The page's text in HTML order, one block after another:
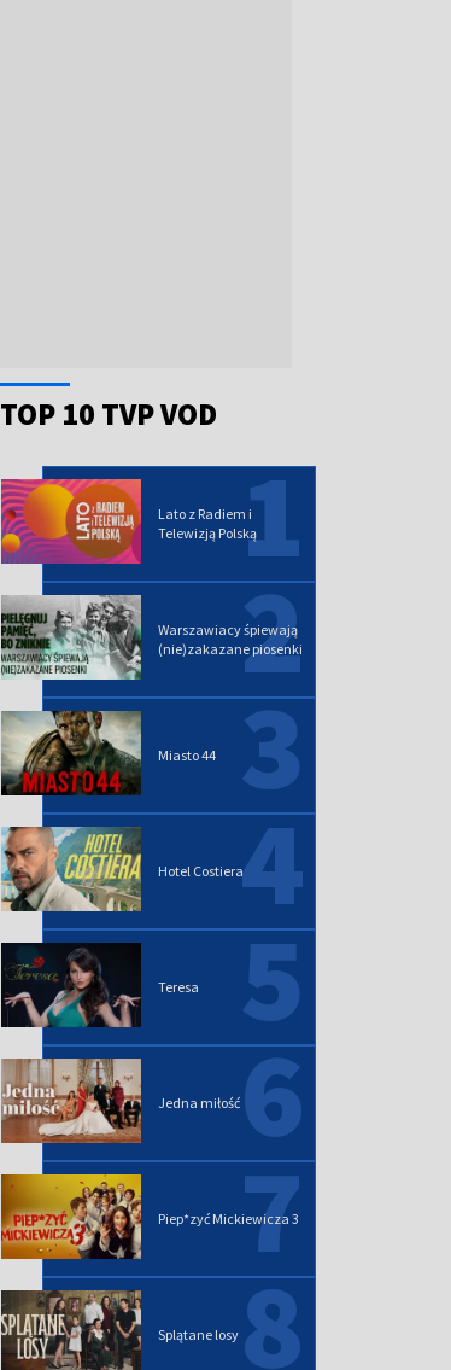
TOP 10 TVP VOD
Lato z Radiem i
Telewizją Polską1
Warszawiacy śpiewają
(nie)zakazane piosenki
2
Miasto 44 3
Hotel Costiera4
Teresa 5
Jedna miłość6
Piep*zyć Mickiewicza 3
7
Splątane losy8